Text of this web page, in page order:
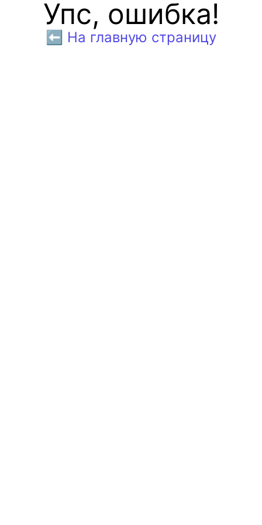
Упс, ошибка!
⬅️ На главную страницу